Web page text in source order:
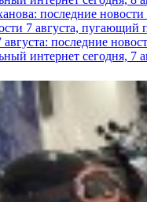
последние новости
7 августа, пугающий
последние
интернет сегодня, 7